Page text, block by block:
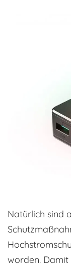
Natürlich sind
worden. Damit